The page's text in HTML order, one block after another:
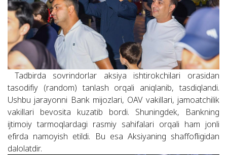
Tadbirda sovrindorlar aksiya ishtirokchilari orasidan
tasodifiy (random) tanlash orqali aniqlanib, tasdiqlandi.
Ushbu jarayonni Bank mijozlari, OAV vakillari, jamoatchilik
vakillari bevosita kuzatib bordi. Shuningdek, Bankning
ijtimoiy tarmoqlardagi rasmiy sahifalari orqali ham jonli
efirda namoyish etildi. Bu esa Aksiyaning shaffofligidan
dalolatdir.